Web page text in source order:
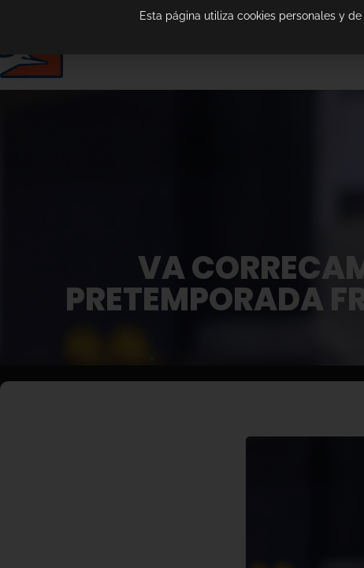
VA
PRETEMPORADA
Esta página utiliza cookies personales y